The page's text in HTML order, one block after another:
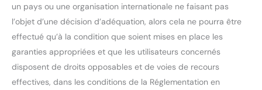
un pays ou une organisation internationale ne faisant pas
l’objet d’une décision d’adéquation, alors cela ne pourra être
effectué qu’à la condition que soient mises en place les
garanties appropriées et que les utilisateurs concernés
disposent de droits opposables et de voies de recours
effectives, dans les conditions de la Réglementation en